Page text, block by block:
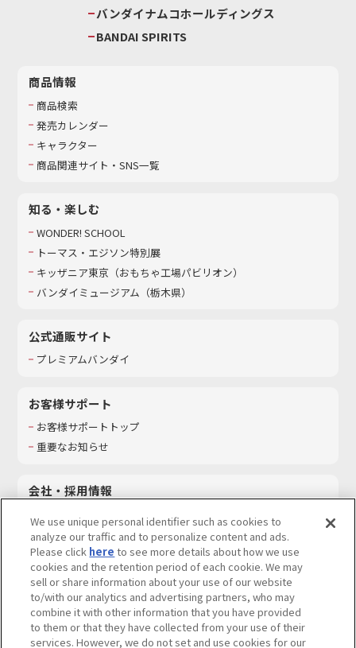
バンダイナムコホールディングス
BANDAI SPIRITS
商品情報
商品検索
発売カレンダー
キャラクター
商品関連サイト・SNS一覧
知る・楽しむ
WONDER! SCHOOL
トーマス・エジソン特別展
キッザニア東京（おもちゃ工場パビリオン）​
バンダイミュージアム（栃木県）
公式通販サイト
プレミアムバンダイ
お客様サポート
お客様サポートトップ
重要なお知らせ
会社・採用情報
採用情報
サステナビリティ
お問い合わせ
ウェブサイトご利用条件 ソーシャルメディアポリシー
We use unique personal identifier such as cookies to
analyze our traffic and to personalize content and ads.
Please click here to see more details about how we use
cookies and the retention period of each cookie. We may
sell or share information about your use of our website
to/with our analytics and advertising partners, who may
combine it with other information that you have provided
to them or that they have collected from your use of their
services. However, we do not set and use cookies for our